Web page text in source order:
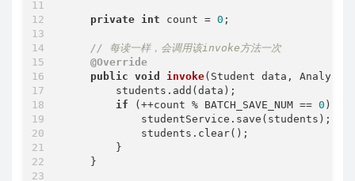
private int count = 0 ;
// 每读一样，会调用该invoke方法一次
@Override
public void invoke(Student data,
        students.add(data);
if (++count % BATCH_SAVE_NUM == 0 ) {
            studentService.save(students);
            students.clear();
        }
    }